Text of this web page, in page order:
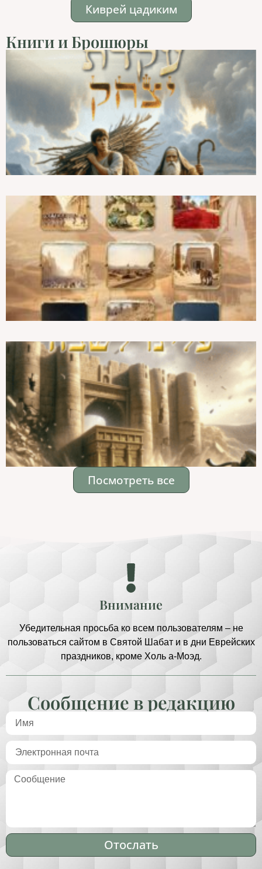
Киврей цадиким
Книги и Брошюры
Посмотреть все
Внимание
Убедительная просьба ко всем пользователям – не
пользоваться сайтом в Святой Шабат и в дни Еврейских
праздников, кроме Холь а-Моэд.
Сообщение в редакцию
Отослать